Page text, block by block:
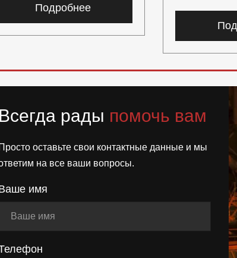
Подробнее
Всегда рады помочь вам
Просто оставьте свои контактные данные и мы
на все ваши вопросы.
имя